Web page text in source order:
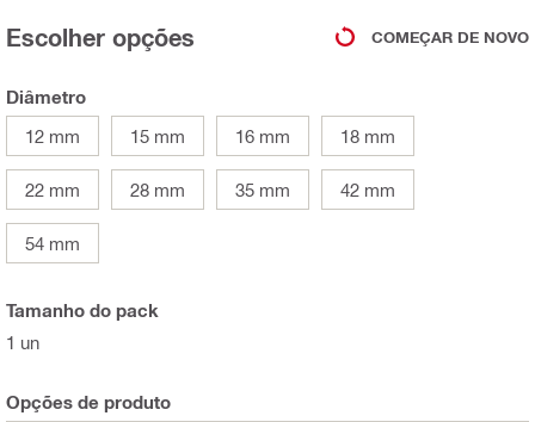
Escolher opções COMEÇAR DE NOVO
Diâmetro
12 mm
15 mm 16 mm 18 mm
22 mm 28 mm 35 mm 42 mm
54 mm
Tamanho do pack
1 un
Opções de produto